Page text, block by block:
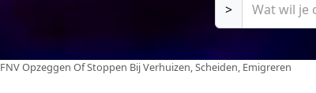
>
FNV Opzeggen Of Stoppen Bij Verhuizen, Scheiden, Emigreren